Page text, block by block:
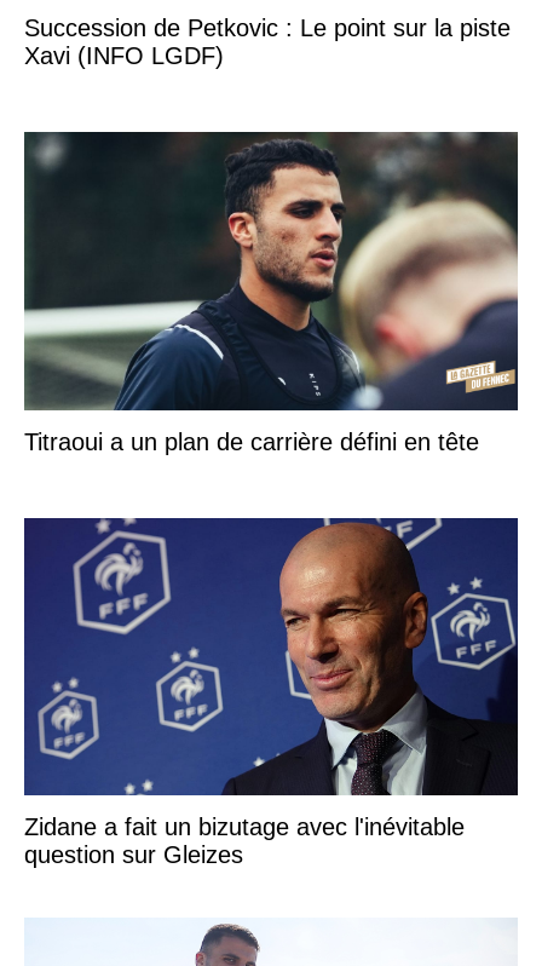
Succession de Petkovic : Le point sur la piste
Xavi (INFO LGDF)
Titraoui a un plan de carrière défini en tête
Zidane a fait un bizutage avec l'inévitable
question sur Gleizes